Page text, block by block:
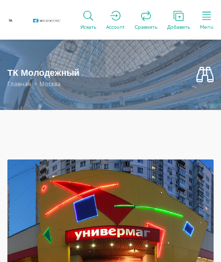
Искать Account Сравнить Добавить Menu
ТК Молодежный
Главная Москва